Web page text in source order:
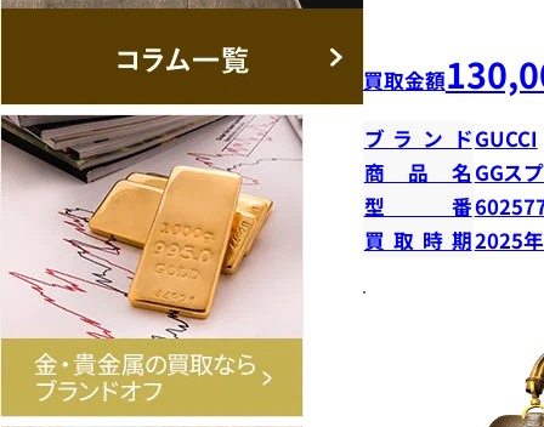
買取金額
ブランドGUCCI
商品名 GGス
型番
買取時期2025